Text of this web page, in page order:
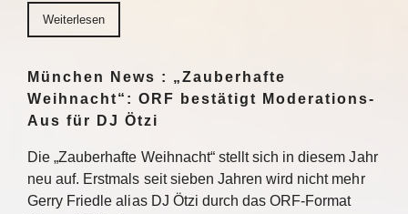
Weiterlesen
München News : „Zauberhafte
Weihnacht“: ORF bestätigt Moderations-
Aus für DJ Ötzi
Die „Zauberhafte Weihnacht“ stellt sich in diesem Jahr
neu auf. Erstmals seit sieben Jahren wird nicht mehr
Gerry Friedle alias DJ Ötzi durch das ORF-Format